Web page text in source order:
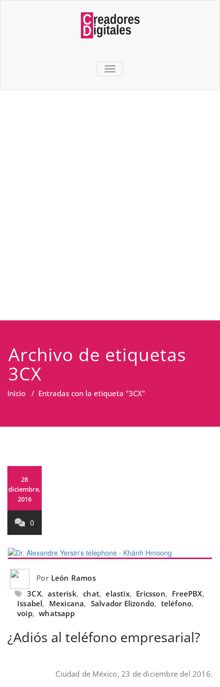
TOGGLE NAVIGATION
Archivo de etiquetas
3CX
Inicio / Entradas con la etiqueta "3CX"
28
diciembre,
2016
0
Por León Ramos
3CX, asterisk, chat, elastix, Ericsson, FreePBX,
Issabel, Mexicana, Salvador Elizondo, teléfono,
voip, whatsapp
¿Adiós al teléfono empresarial?
Ciudad de México, 23 de diciembre del 2016.